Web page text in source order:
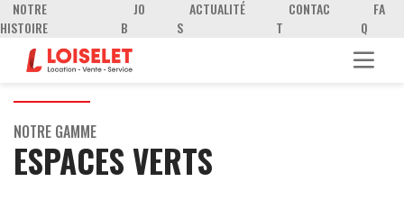
NOTRE
HISTOIRE
JO
B
ACTUALITÉ
S
CONTAC
T
FA
Q
NOTRE GAMME
ESPACES VERTS